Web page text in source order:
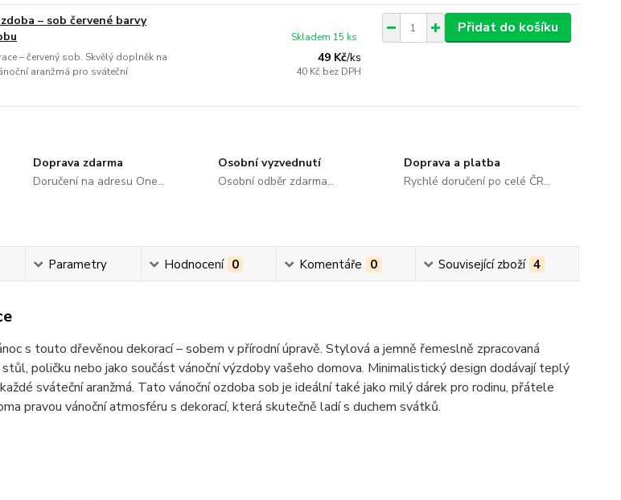
– sob červené barvy
– červený sob. Skvělý doplněk na
aranžmá pro sváteční
49 Kč/ks
40 Kč bez DPH
Skladem 15 ks
Přidat do košíku
Doprava zdarma
Doručení na adresu One...
Osobní vyzvednutí
Osobní odběr zdarma...
Doprava a platba
Rychlé doručení po celé ČR...
Parametry Hodnocení 0 Komentáře 0 Související zboží 4
s touto dřevěnou dekorací – sobem v přírodní úpravě. Stylová a jemně řemeslně zpracovaná
poličku nebo jako součást vánoční výzdoby vašeho domova. Minimalistický design dodávají teplý
sváteční aranžmá. Tato vánoční ozdoba sob je ideální také jako milý dárek pro rodinu, přátele
pravou vánoční atmosféru s dekorací, která skutečně ladí s duchem svátků.